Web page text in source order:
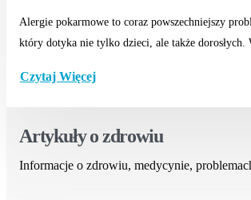
Alergie pokarmowe to coraz powszechniejszy
który dotyka nie tylko dzieci, ale także dorosłych.
Czytaj Więcej
Artykuły o zdrowiu
Informacje o zdrowiu, medycynie,